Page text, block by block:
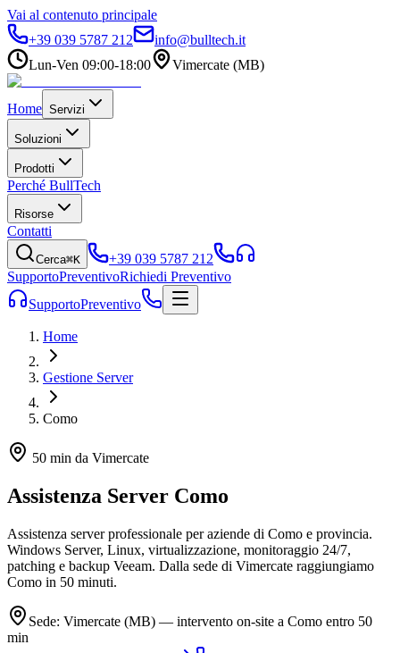
Vai al contenuto principale
+39 039 5787 212
info@bulltech.it
Lun-Ven 09:00-18:00
Vimercate (MB)
Home Servizi
Soluzioni
Prodotti
Perché BullTech
Risorse
Contatti
Cerca⌘K
+39 039 5787 212
SupportoPreventivoRichiedi Preventivo
SupportoPreventivo
Home
Gestione Server
Como
50 min da Vimercate
Assistenza Server Como
Assistenza server professionale per aziende di Como e provincia.
Windows Server, Linux, virtualizzazione, monitoraggio 24/7,
patching e backup Veeam. Dalla sede di Vimercate raggiungiamo
Como in 50 minuti.
Sede: Vimercate (MB) — intervento on-site a Como entro 50
min